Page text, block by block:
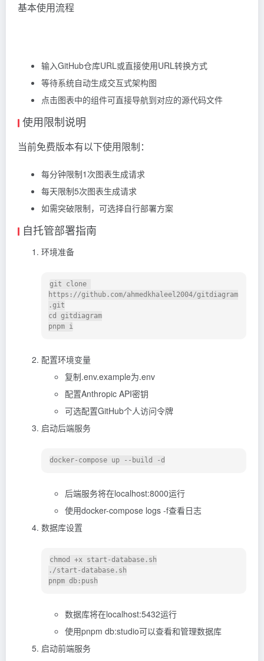
基本使用流程
输入GitHub仓库URL或直接使用URL转换方式
等待系统自动生成交互式架构图
点击图表中的组件可直接导航到对应的源代码文件
使用限制说明
当前免费版本有以下使用限制：
每分钟限制1次图表生成请求
每天限制5次图表生成请求
如需突破限制，可选择自行部署方案
自托管部署指南
环境准备
git clone
https://github.com/ahmedkhaleel2004/gitdiagram
.git
cd gitdiagram
配置环境变量
复制.env.example为.env
配置Anthropic API密钥
可选配置GitHub个人访问令牌
启动后端服务
后端服务将在localhost:8000运行
使用docker-compose logs -f查看日志
数据库设置
chmod +x start-database.sh
./start-database.sh
数据库将在localhost:5432运行
使用pnpm db:studio可以查看和管理数据库
启动前端服务